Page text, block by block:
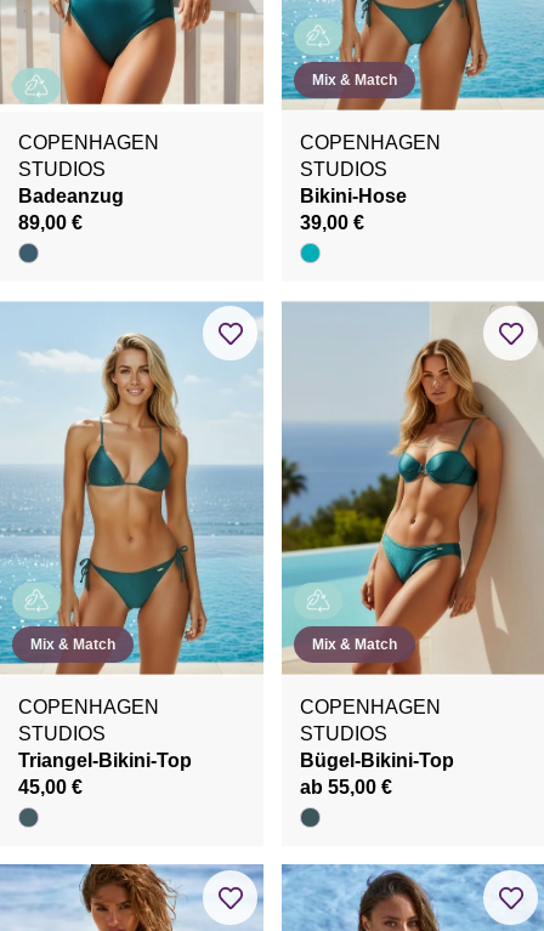
COPENHAGEN
STUDIOS
Badeanzug
89,00 €
Mix & Match
COPENHAGEN
STUDIOS
Bikini-Hose
39,00 €
Mix & Match
COPENHAGEN
STUDIOS
Triangel-Bikini-Top
45,00 €
Mix & Match
COPENHAGEN
STUDIOS
Bügel-Bikini-Top
ab 55,00 €